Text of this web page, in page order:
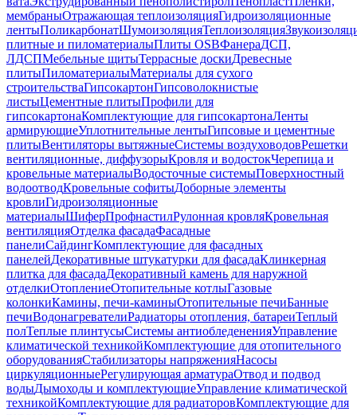
мембраныОтражающая теплоизоляцияГидроизоляционные
лентыПоликарбонатШумоизоляцияТеплоизоляция
плитные и пиломатериалыПлиты OSBФанераДСП,
ЛДСПМебельные щитыТеррасные доскиДревесные
плитыПиломатериалыМатериалы для сухого
строительстваГипсокартонГипсоволокнистые
листыЦементные плитыПрофили для
гипсокартонаКомплектующие для гипсокартонаЛенты
армирующиеУплотнительные лентыГипсовые и цементные
плитыВентиляторы вытяжныеСистемы воздуховодовРешетки
вентиляционные, диффузорыКровля и водостокЧерепица и
кровельные материалыВодосточные системыПоверхностный
водоотводКровельные софитыДоборные элементы
кровлиГидроизоляционные
материалыШиферПрофнастилРулонная кровляКровельная
вентиляцияОтделка фасадаФасадные
панелиСайдингКомплектующие для фасадных
панелейДекоративные штукатурки для фасадаКлинкерная
плитка для фасадаДекоративный камень для наружной
отделкиОтоплениеОтопительные котлыГазовые
колонкиКамины, печи-каминыОтопительные печиБанные
печиВодонагревателиРадиаторы отопления, батареиТеплый
полТеплые плинтусыСистемы антиобледененияУправление
климатической техникойКомплектующие для отопительного
оборудованияСтабилизаторы напряженияНасосы
циркуляционныеРегулирующая арматураОтвод и подвод
водыДымоходы и комплектующиеУправление климатической
техникойКомплектующие для радиаторовКомплектующие для